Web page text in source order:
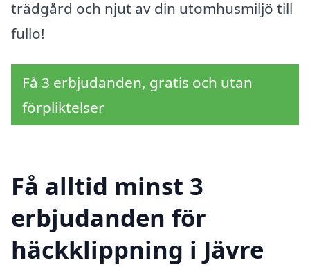
trädgård och njut av din utomhusmiljö till
fullo!
Få 3 erbjudanden, gratis och utan
förpliktelser
Få alltid minst 3
erbjudanden för
häckklippning i Jävre